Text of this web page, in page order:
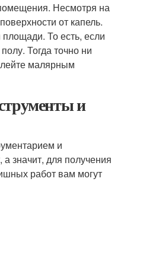
Несмотря на
от капель.
То есть, если
Тогда точно ни
малярным
и
и
значит, для получения
работ вам могут